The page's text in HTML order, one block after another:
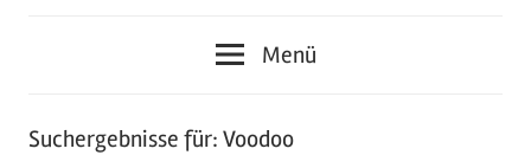
Menü
Suchergebnisse für: Voodoo